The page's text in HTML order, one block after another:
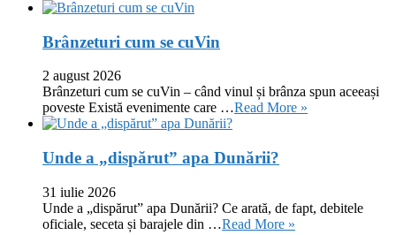
Brânzeturi cum se cuVin
2 august 2026
Brânzeturi cum se cuVin – când vinul și brânza spun aceeași
poveste Există evenimente care …Read More »
Unde a „dispărut” apa Dunării?
31 iulie 2026
Unde a „dispărut” apa Dunării? Ce arată, de fapt, debitele
oficiale, seceta și barajele din …Read More »